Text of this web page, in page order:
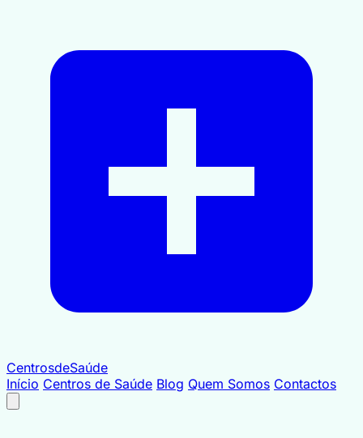
CentrosdeSaúde
Início Centros de Saúde Blog Quem Somos Contactos